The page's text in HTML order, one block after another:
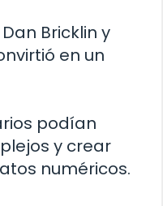
Bricklin y
en un
podían
y crear
numéricos.